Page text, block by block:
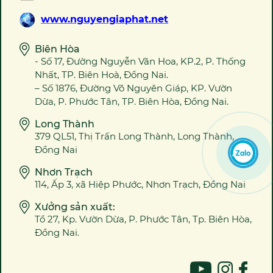
www.nguyengiaphat.net
Biên Hòa
- Số 17, Đường Nguyễn Văn Hoa, KP.2, P. Thống
Nhất, TP. Biên Hoà, Đồng Nai.
– Số 1876, Đường Võ Nguyên Giáp, KP. Vườn
Dừa, P. Phước Tân, TP. Biên Hòa, Đồng Nai.
Long Thành
379 QL51, Thị Trấn Long Thành, Long Thành,
Đồng Nai
Nhơn Trạch
114, Ấp 3, xã Hiệp Phước, Nhơn Trạch, Đồng Nai
Xưởng sản xuất:
Tổ 27, Kp. Vườn Dừa, P. Phước Tân, Tp. Biên Hòa,
Đồng Nai.